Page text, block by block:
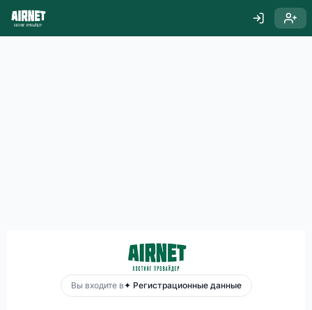
Вы входите в✦ Регистрационные данные